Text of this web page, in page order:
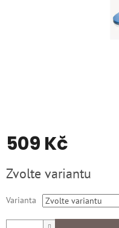
509 Kč
cena:
Zvolte variantu
Varianta